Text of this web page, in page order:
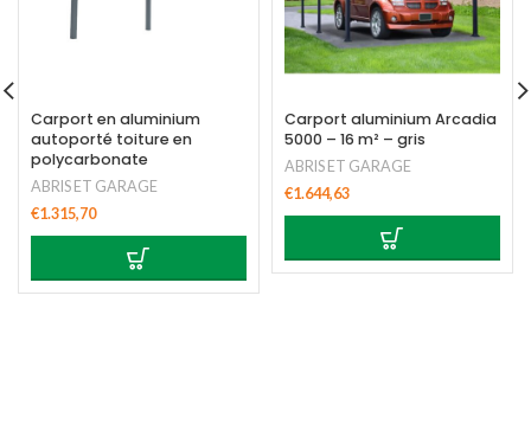
Carport en aluminium
autoporté toiture en
polycarbonate
ABRIS ET GARAGE
€1.315,70
Carport aluminium Arcadia
5000 – 16 m² – gris
ABRIS ET GARAGE
€1.644,63